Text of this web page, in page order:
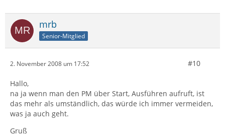
mrb
Senior-Mitglied
2. November 2008 um 17:52 #10
Hallo,
na ja wenn man den PM über Start, Ausführen aufruft, ist
das mehr als umständlich, das würde ich immer vermeiden,
was ja auch geht.
Gruß